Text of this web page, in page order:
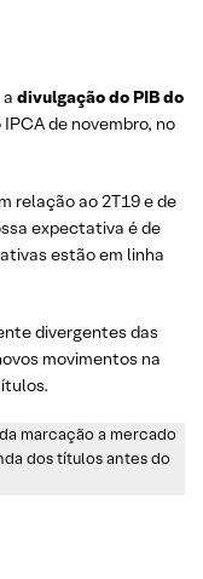
divulgação do PIB do
de novembro, no
relação ao 2T19 e de
expectativa é de
estão em linha
divergentes das
movimentos na
marcação a mercado
dos títulos antes do